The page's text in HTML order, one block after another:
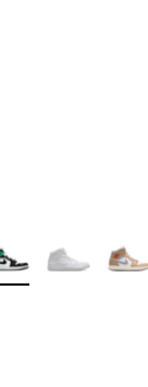
de € 139,99 à
de couleurs